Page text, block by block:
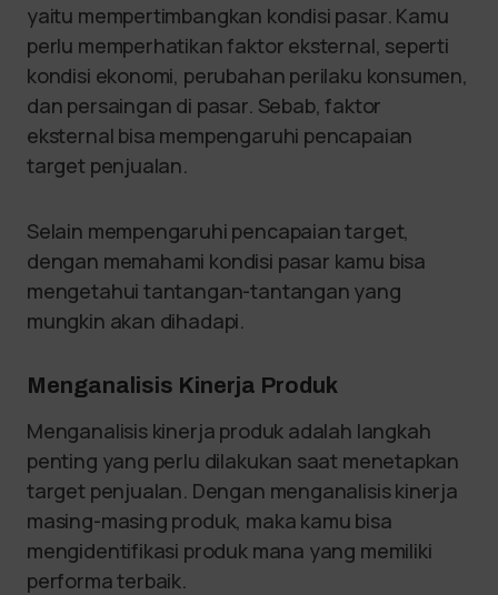
yaitu mempertimbangkan kondisi pasar. Kamu
perlu memperhatikan faktor eksternal, seperti
kondisi ekonomi, perubahan perilaku konsumen,
dan persaingan di pasar. Sebab, faktor
eksternal bisa mempengaruhi pencapaian
target penjualan.
Selain mempengaruhi pencapaian target,
dengan memahami kondisi pasar kamu bisa
mengetahui tantangan-tantangan yang
mungkin akan dihadapi.
Menganalisis Kinerja Produk
Menganalisis kinerja produk adalah langkah
penting yang perlu dilakukan saat menetapkan
target penjualan. Dengan menganalisis kinerja
masing-masing produk, maka kamu bisa
mengidentifikasi produk mana yang memiliki
performa terbaik.